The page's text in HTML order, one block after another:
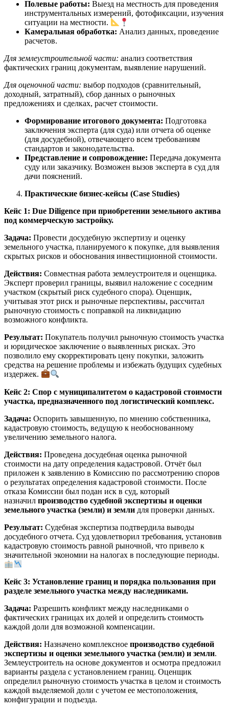
Полевые работы: Выезд на местность для проведения
инструментальных измерений, фотофиксации, изучения
ситуации на местности.
Камеральная обработка: Анализ данных, проведение
расчетов.
Для землеустроительной части: анализ соответствия
фактических границ документам, выявление нарушений.
Для оценочной части: выбор подходов (сравнительный,
доходный, затратный), сбор данных о рыночных
предложениях и сделках, расчет стоимости.
Формирование итогового документа: Подготовка
заключения эксперта (для суда) или отчета об оценке
(для досудебной), отвечающего всем требованиям
стандартов и законодательства.
Представление и сопровождение: Передача документа
суду или заказчику. Возможен вызов эксперта в суд для
дачи пояснений.
Практические бизнес-кейсы (Case Studies)
Кейс 1: Due Diligence при приобретении земельного актива
под коммерческую застройку.
Задача: Провести досудебную экспертизу и оценку
земельного участка, планируемого к покупке, для выявления
скрытых рисков и обоснования инвестиционной стоимости.
Действия: Совместная работа землеустроителя и оценщика.
Эксперт проверил границы, выявил наложение с соседним
участком (скрытый риск судебного спора). Оценщик,
учитывая этот риск и рыночные перспективы, рассчитал
рыночную стоимость с поправкой на ликвидацию
возможного конфликта.
Результат: Покупатель получил рыночную стоимость участка
и юридическое заключение о выявленных рисках. Это
позволило ему скорректировать цену покупки, заложить
средства на решение проблемы и избежать будущих судебных
издержек.
Кейс 2: Спор с муниципалитетом о кадастровой стоимости
участка, предназначенного под логистический комплекс.
Задача: Оспорить завышенную, по мнению собственника,
кадастровую стоимость, ведущую к необоснованному
увеличению земельного налога.
Действия: Проведена досудебная оценка рыночной
стоимости на дату определения кадастровой. Отчёт был
приложен к заявлению в Комиссию по рассмотрению споров
о результатах определения кадастровой стоимости. После
отказа Комиссии был подан иск в суд, который
назначил производство судебной экспертизы и оценки
земельного участка (земли) и земли для проверки данных.
Результат: Судебная экспертиза подтвердила выводы
досудебного отчета. Суд удовлетворил требования, установив
кадастровую стоимость равной рыночной, что привело к
значительной экономии на налогах в последующие периоды.
Кейс 3: Установление границ и порядка пользования при
разделе земельного участка между наследниками.
Задача: Разрешить конфликт между наследниками о
фактических границах их долей и определить стоимость
каждой доли для возможной компенсации.
Действия: Назначено комплексное производство судебной
экспертизы и оценки земельного участка (земли) и земли.
Землеустроитель на основе документов и осмотра предложил
варианты раздела с установлением границ. Оценщик
определил рыночную стоимость участка в целом и стоимость
каждой выделяемой доли с учетом ее местоположения,
конфигурации и подъезда.